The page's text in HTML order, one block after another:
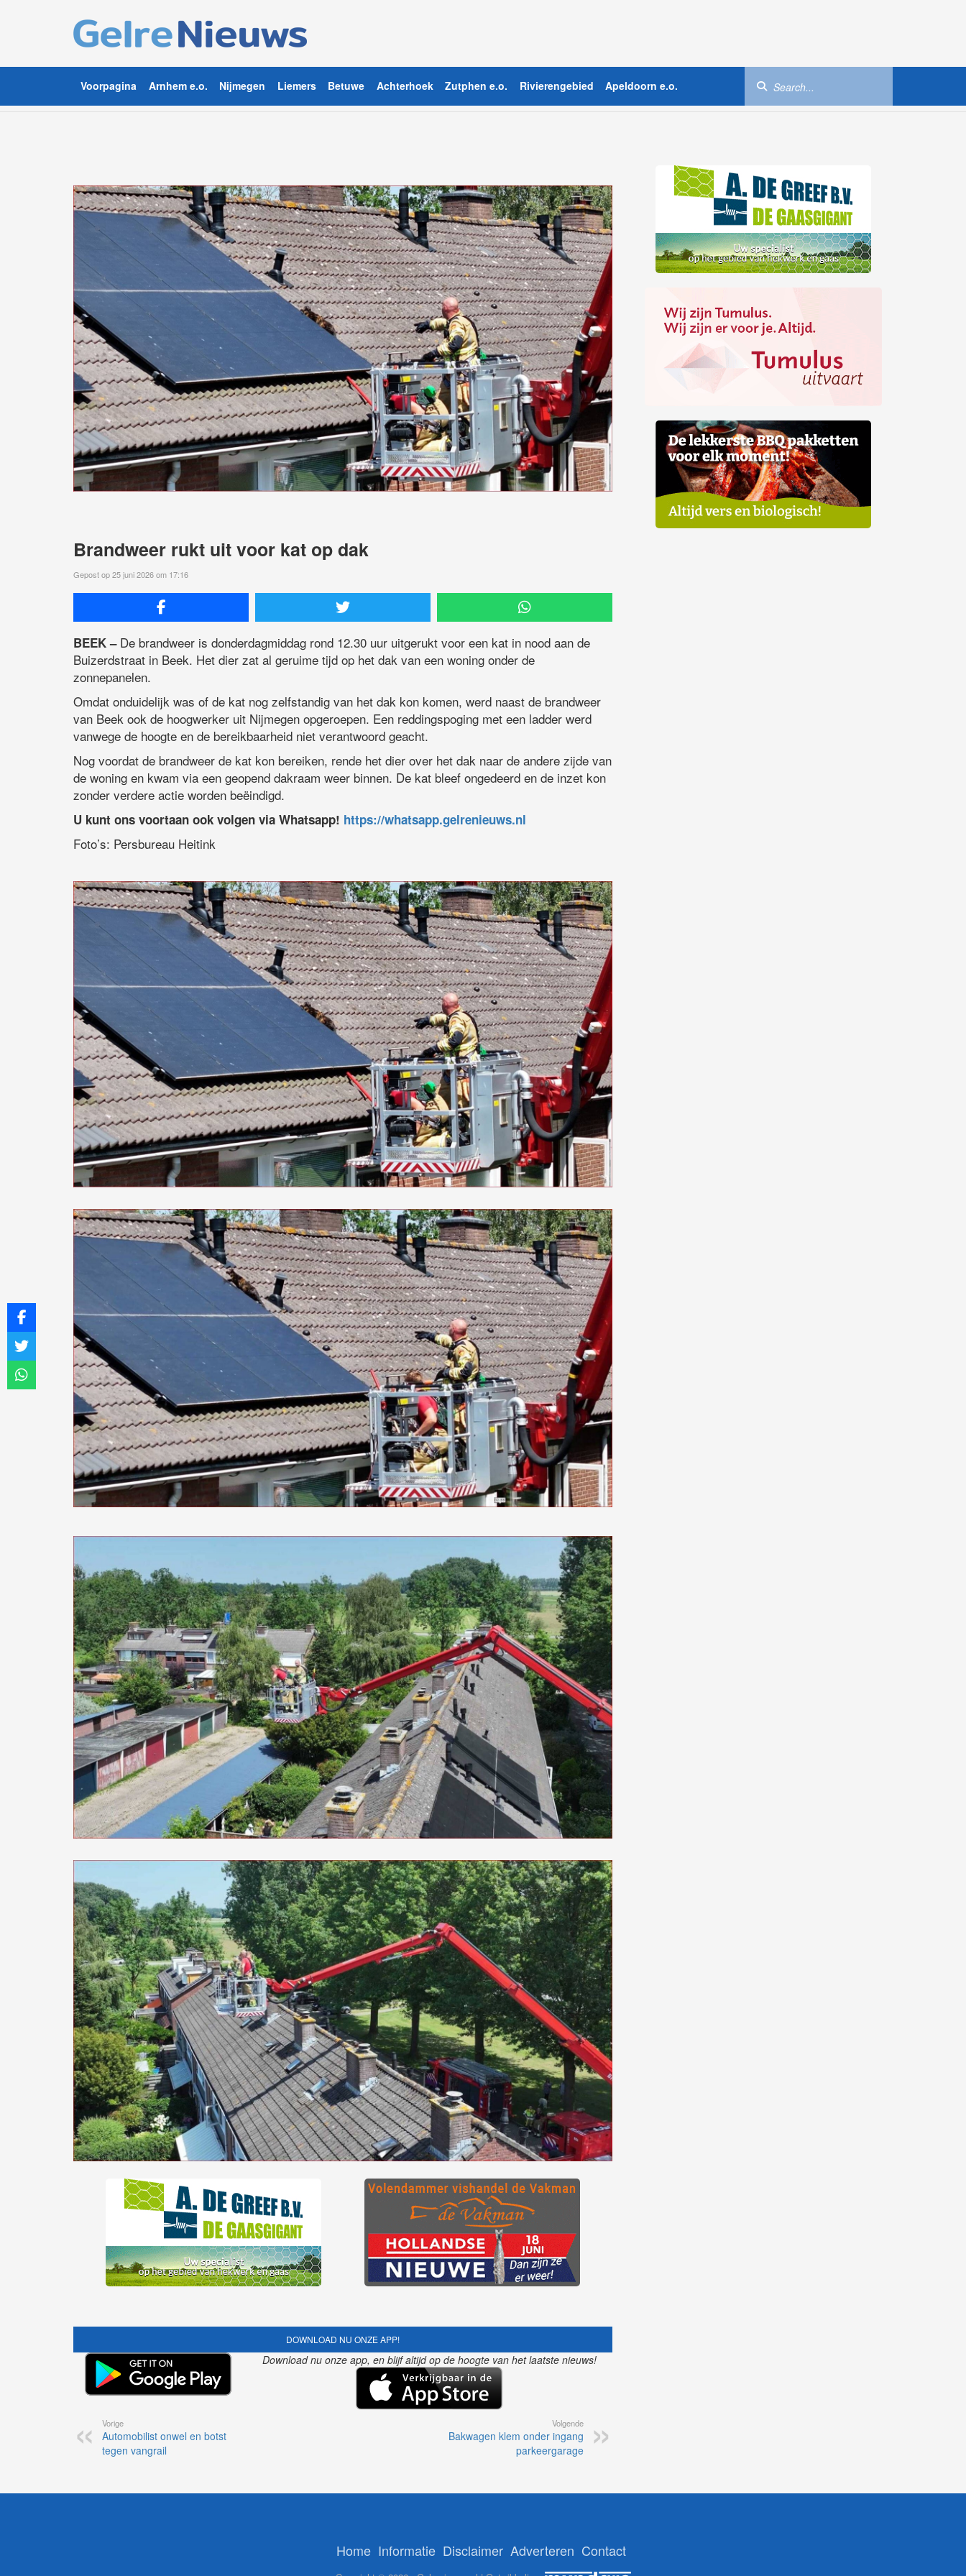
Voorpagina Arnhem e.o. Nijmegen Liemers Betuwe Achterhoek Zutphen e.o. Rivierengebied Apeldoorn e.o.
Brandweer rukt uit voor kat op dak
Gepost op 25 juni 2026 om 17:16
BEEK –De brandweer is donderdagmiddag rond 12.30 uur uitgerukt voor een kat in nood aan de
Buizerdstraat in Beek. Het dier zat al geruime tijd op het dak van een woning onder de
zonnepanelen.
Omdat onduidelijk was of de kat nog zelfstandig van het dak kon komen, werd naast de brandweer
van Beek ook de hoogwerker uit Nijmegen opgeroepen. Een reddingspoging met een ladder werd
vanwege de hoogte en de bereikbaarheid niet verantwoord geacht.
Nog voordat de brandweer de kat kon bereiken, rende het dier over het dak naar de andere zijde van
de woning en kwam via een geopend dakraam weer binnen. De kat bleef ongedeerd en de inzet kon
zonder verdere actie worden beëindigd.
U kunt ons voortaan ook volgen via Whatsapp! https://whatsapp.gelrenieuws.nl
Foto’s: Persbureau Heitink
DOWNLOAD NU ONZE APP!
Download nu onze app, en blijf altijd op de hoogte van het laatste nieuws!
Vorige
Automobilist onwel en botst
tegen vangrail
Volgende
Bakwagen klem onder ingang
parkeergarage
Home Informatie Disclaimer Adverteren Contact